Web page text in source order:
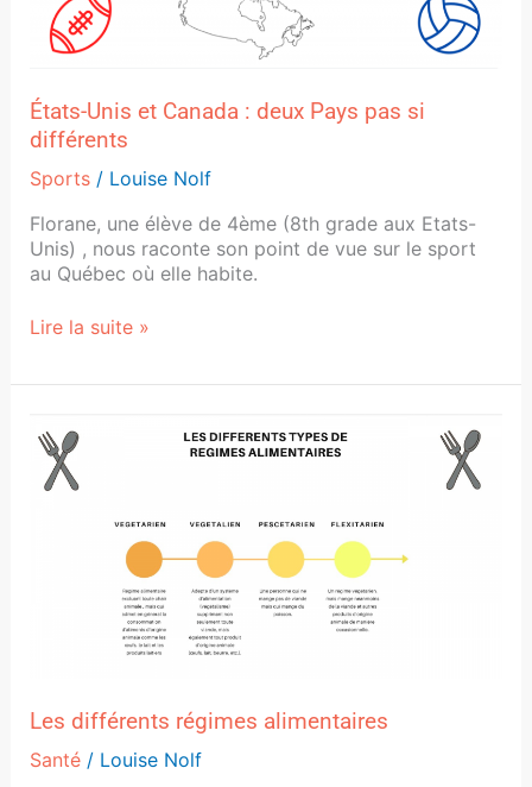
États-Unis et Canada : deux Pays pas si
différents
Sports/ Louise Nolf
Florane, une élève de 4ème (8th grade aux Etats-
Unis) , nous raconte son point de vue sur le sport
au Québec où elle habite.
différents
Lire la suite »
Les différents régimes alimentaires
Santé/ Louise Nolf
différents
régimes